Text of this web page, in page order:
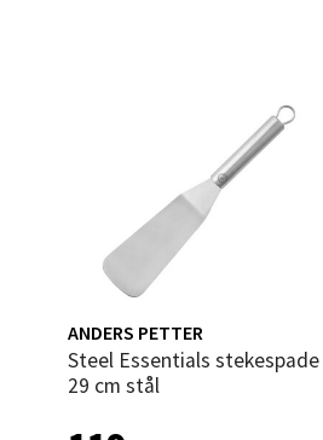
ANDERS PETTER
Steel Essentials stekespade
29 cm stål